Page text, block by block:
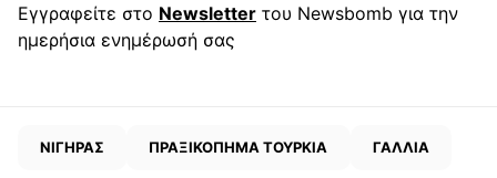
Εγγραφείτε στο Newsletter του Newsbomb για την
ημερήσια ενημέρωσή σας
ΝΙΓΗΡΑΣ ΠΡΑΞΙΚΟΠΗΜΑ ΤΟΥΡΚΙΑ ΓΑΛΛΙΑ